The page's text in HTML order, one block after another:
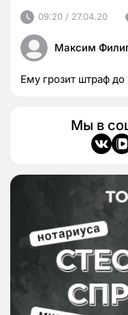
09:20 / 27.04.20
Максим
Ему грозит штраф до
Мы в